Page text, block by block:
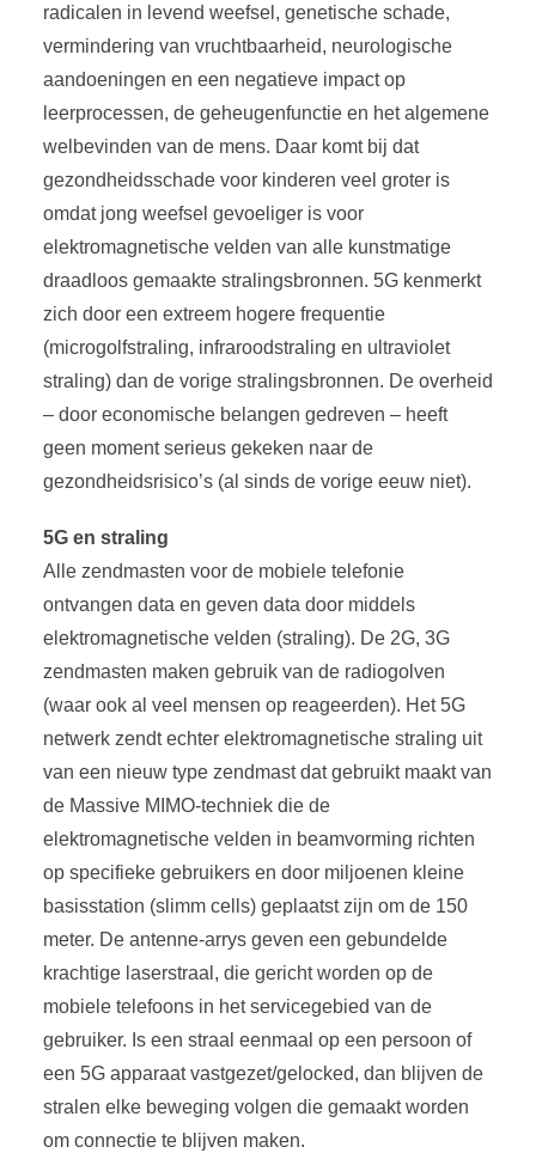
radicalen in levend weefsel, genetische schade,
vermindering van vruchtbaarheid, neurologische
aandoeningen en een negatieve impact op
leerprocessen, de geheugenfunctie en het algemene
welbevinden van de mens. Daar komt bij dat
gezondheidsschade voor kinderen veel groter is
omdat jong weefsel gevoeliger is voor
elektromagnetische velden van alle kunstmatige
draadloos gemaakte stralingsbronnen. 5G kenmerkt
zich door een extreem hogere frequentie
(microgolfstraling, infraroodstraling en ultraviolet
straling) dan de vorige stralingsbronnen. De overheid
– door economische belangen gedreven – heeft
geen moment serieus gekeken naar de
gezondheidsrisico’s (al sinds de vorige eeuw niet).
5G en straling
Alle zendmasten voor de mobiele telefonie
ontvangen data en geven data door middels
elektromagnetische velden (straling). De 2G, 3G
zendmasten maken gebruik van de radiogolven
(waar ook al veel mensen op reageerden). Het 5G
netwerk zendt echter elektromagnetische straling uit
van een nieuw type zendmast dat gebruikt maakt van
de Massive MIMO-techniek die de
elektromagnetische velden in beamvorming richten
op specifieke gebruikers en door miljoenen kleine
basisstation (slimm cells) geplaatst zijn om de 150
meter. De antenne-arrys geven een gebundelde
krachtige laserstraal, die gericht worden op de
mobiele telefoons in het servicegebied van de
gebruiker. Is een straal eenmaal op een persoon of
een 5G apparaat vastgezet/gelocked, dan blijven de
stralen elke beweging volgen die gemaakt worden
om connectie te blijven maken.